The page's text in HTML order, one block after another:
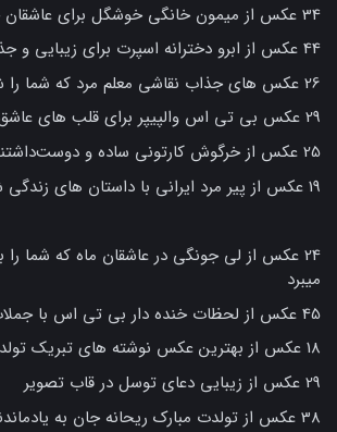
34 عکس از میمون خانگی خوشگل برای عاشقان حیوانات
44 عکس از ابرو دخترانه اسپرت برای زیبایی و جذابیت بیشتر
26 عکس های جذاب نقاشی معلم مرد که شما را شگفت زده می کند
29 عکس بی تی اس والپیپر برای قلب های عاشق
25 عکس از خرگوش کارتونی ساده و دوست‌داشتنی
19 عکس از پیر مرد ایرانی با داستان های زندگی شگفت انگیز
24 عکس از لی جونگی در عاشقان ماه که شما را
میبرد
45 عکس از لحظات خنده دار بی تی اس با جملات دلنشین
18 عکس از بهترین عکس نوشته های تبریک تولد به خواهرم
29 عکس از زیبایی دعای توسل در قاب تصویر
38 عکس از تولدت مبارک ریحانه جان به یادماندنی